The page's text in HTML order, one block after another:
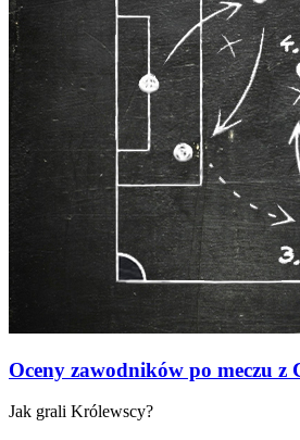
Oceny zawodników po meczu z
Jak grali Królewscy?